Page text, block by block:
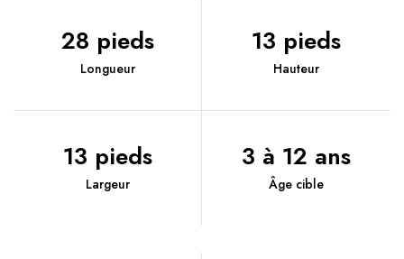
28 pieds
Longueur
13 pieds
Hauteur
13 pieds
Largeur
3 à 12 ans
Âge cible